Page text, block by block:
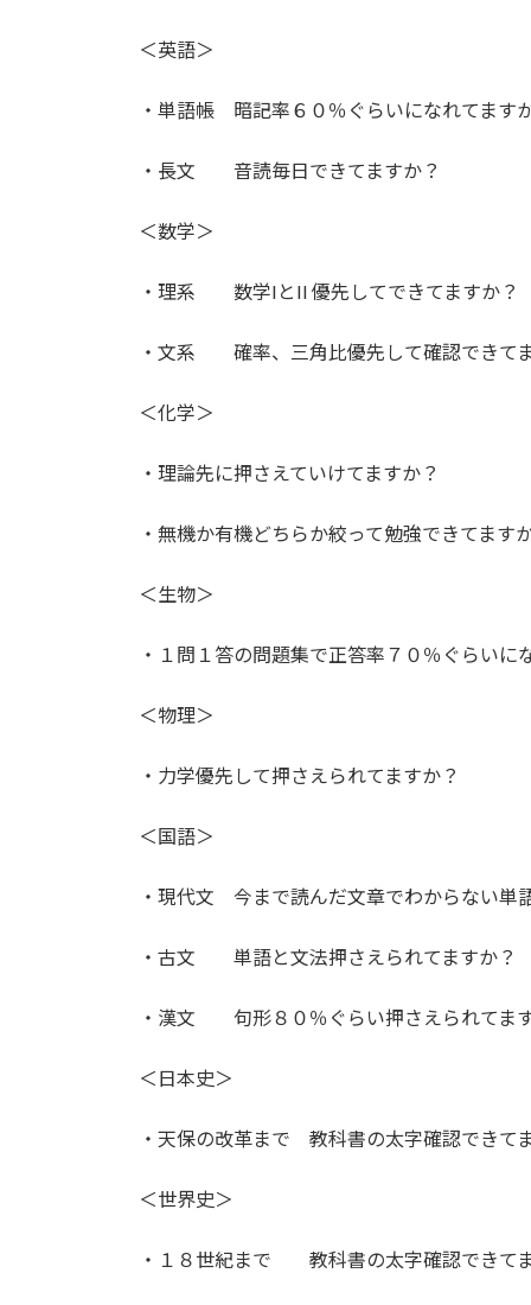
＜英語＞
・単語帳 暗記率６０％ぐらいになれてます
・長文 音読毎日できてますか？
＜数学＞
・理系 数学IとII 優先してできてますか？
・文系 確率、三角比優先して確認できて
＜化学＞
・理論先に押さえていけてますか？
・無機か有機どちらか絞って勉強できてます
＜生物＞
・１問１答の問題集で正答率７０％ぐらいに
＜物理＞
・力学優先して押さえられてますか？
＜国語＞
・現代文 今まで読んだ文章でわからない単
・古文 単語と文法押さえられてますか？
・漢文 句形８０％ぐらい押さえられてま
＜日本史＞
・天保の改革まで 教科書の太字確認できて
＜世界史＞
・１８世紀まで 教科書の太字確認できて